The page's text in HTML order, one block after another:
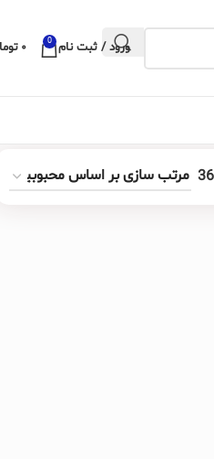
ورود / ثبت نام 0 ۰
36